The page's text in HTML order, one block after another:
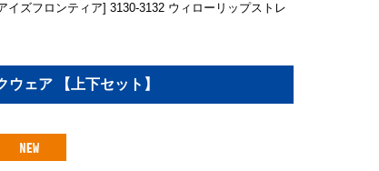
イズフロンティア] 3130-3132 ウィローリップストレ
ェア 【上下セット】